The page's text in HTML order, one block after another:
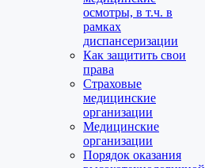
осмотры, в т.ч. в
рамках
диспансеризации
Как защитить свои
права
Страховые
медицинские
организации
Медицинские
организации
Порядок оказания